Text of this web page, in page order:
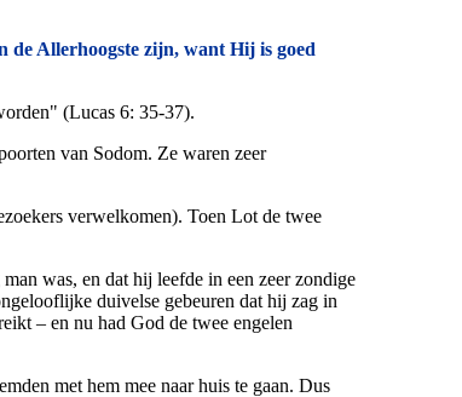
de Allerhoogste zijn, want Hij is goed
(Lucas 6: 35-37).
van Sodom. Ze waren zeer
verwelkomen). Toen Lot de twee
was, en dat hij leefde in een zeer zondige
duivelse gebeuren dat hij zag in
– en nu had God de twee engelen
met hem mee naar huis te gaan. Dus